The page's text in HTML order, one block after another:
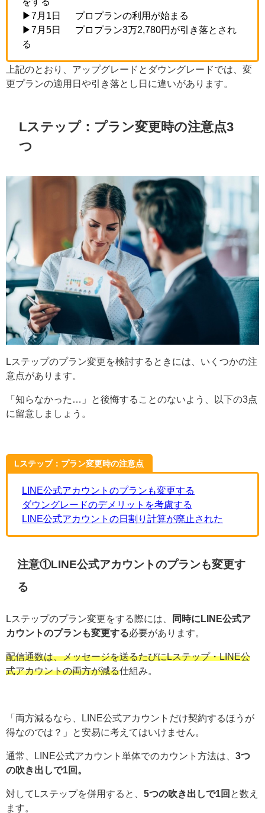
▶7月1日 プロプランの利用が始まる
▶7月5日 プロプラン3万2,780円が引き落とされ
る
上記のとおり、アップグレードとダウングレードでは、変
更プランの適用日や引き落とし日に違いがあります。
Lステップ：プラン変更時の注意点3
つ
Lステップのプラン変更を検討するときには、いくつかの注
意点があります。
「知らなかった…」と後悔することのないよう、以下の3点
に留意しましょう。
Lステップ：プラン変更時の注意点
LINE公式アカウントのプランも変更する
ダウングレードのデメリットを考慮する
LINE公式アカウントの日割り計算が廃止された
注意①LINE公式アカウントのプランも変更す
る
Lステップのプラン変更をする際には、
同時にLINE公式ア
カウントのプランも変更する必要があります。
配信通数は、メッセージを送るたびにLステップ・LINE公
式アカウントの両方が減る仕組み。
「両方減るなら、LINE公式アカウントだけ契約するほうが
得なのでは？」と安易に考えてはいけません。
通常、LINE公式アカウント単体でのカウント方法は、 3つ
の吹き出しで1回。
対してLステップを併用すると、 5つの吹き出しで1回 と数え
ます。